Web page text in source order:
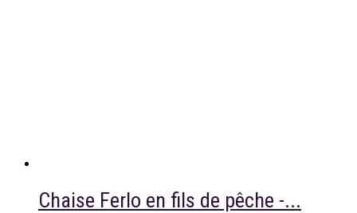
Chaise Ferlo en fils de pêche -...